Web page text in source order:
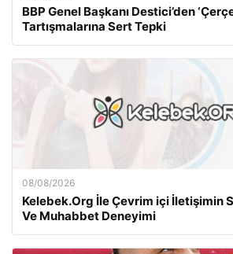
BBP Genel Başkanı Destici’den
Tartışmalarına Sert Tepki
08/08/2026
Kelebek.Org İle Çevrim içi İletişimin
Ve Muhabbet Deneyimi